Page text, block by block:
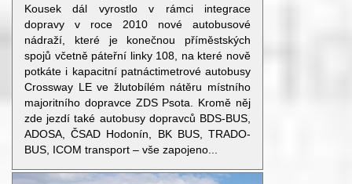
Kousek dál vyrostlo v rámci integrace
dopravy v roce 2010 nové autobusové
nádraží, které je konečnou příměstských
spojů včetně páteřní linky 108, na které nově
potkáte i kapacitní patnáctimetrové autobusy
Crossway LE ve žlutobílém nátěru místního
majoritního dopravce ZDS Psota. Kromě něj
zde jezdí také autobusy dopravců BDS-BUS,
ADOSA, ČSAD Hodonín, BK BUS, TRADO-
BUS, ICOM transport – vše zapojeno...